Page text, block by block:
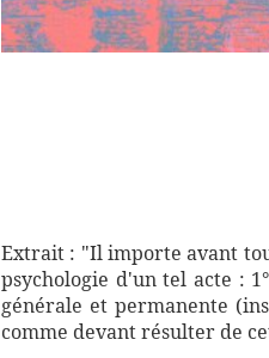
Extrait : "Il importe avant
psychologie d'un tel acte :
générale et permanente
comme devant résulter de